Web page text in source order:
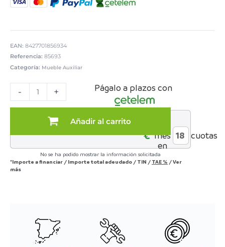
EAN: 8427701856934
Referencia: 85693
Categoría: Mueble Auxiliar
-
EXTENSIBLE
PIEDRAS
+
Añadir al carrito
Págalo a plazos con
€*mes
en
cuotas
No se ha podido mostrar la información solicitada
*Importe a financiar / Importe total adeudado / TIN / TAE % /Ver
más